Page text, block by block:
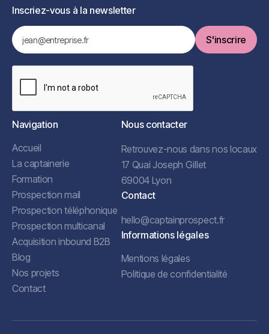
Inscriez-vous à la newsletter
Navigation
Accueil
La captainerie
Formation
Prospection mail
Prospection téléphonique
Prospection multicanal
Acquisition inbound B2B
Blog
Nos projets
Contact
Nous contacter
Retrouvez-nous dans nos locaux
17 Quai Joseph Gillet
69004 Lyon
Contact
hello@captainprospect.fr
Informations légales
Mentions légales
Politique de confidentialité